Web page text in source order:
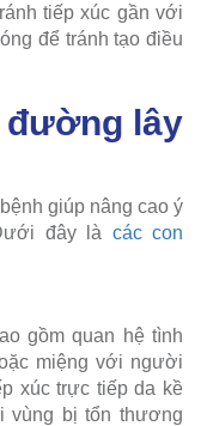
tiếp xúc gần với
để tránh tạo điều
đường lây
giúp nâng cao ý
đây là các con
gồm quan hệ tình
miệng với người
xúc trực tiếp da kề
vùng bị tổn thương